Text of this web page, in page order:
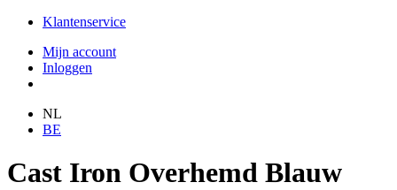
Klantenservice
Mijn account
Inloggen
NL
BE
Cast Iron Overhemd Blauw